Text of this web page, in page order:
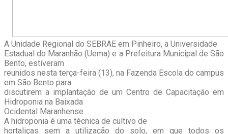
A Unidade Regional do SEBRAE em Pinheiro, a Universidade
Estadual do Maranhão (Uema) e a Prefeitura Municipal de São
Bento, estiveram
reunidos nesta terça-feira (13), na Fazenda Escola do campus
em São Bento para
discutirem a implantação de um Centro de Capacitação em
Hidroponia na Baixada
Ocidental Maranhense.
A hidroponia é uma técnica de cultivo de
hortaliças sem a utilização do solo, em que todos os